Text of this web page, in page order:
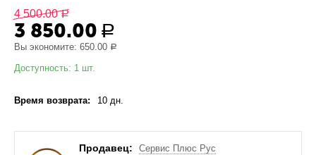
4 500.00 Р
3 850.00 Р
Вы экономите:650.00 Р
Доступность: 1 шт.
Время возврата: 10 дн.
Продавец:
Сервис Плюс Рус